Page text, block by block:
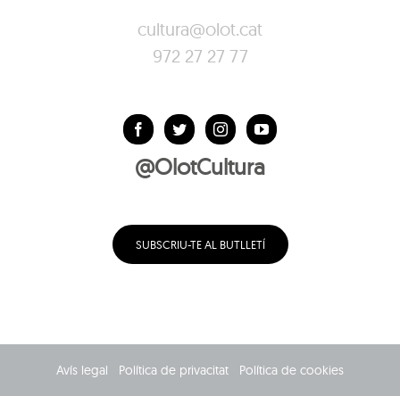
cultura@olot.cat
972 27 27 77
@OlotCultura
SUBSCRIU-TE AL BUTLLETÍ
Avís legal Política de privacitat Política de cookies